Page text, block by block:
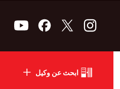
ابحث عن وكيل